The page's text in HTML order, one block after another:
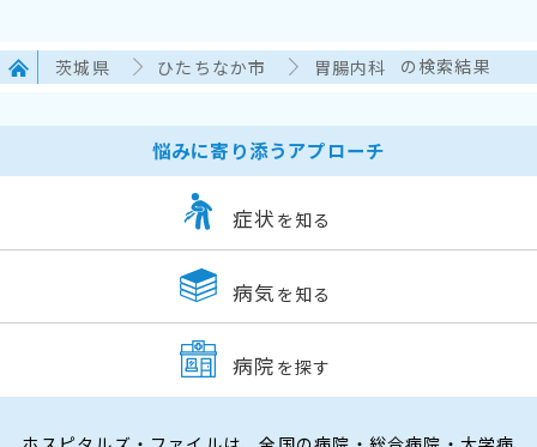
茨城県 ひたちなか市 胃腸内科 の検索結果
悩みに寄り添うアプローチ
症状 を知る
病気 を知る
病院 を探す